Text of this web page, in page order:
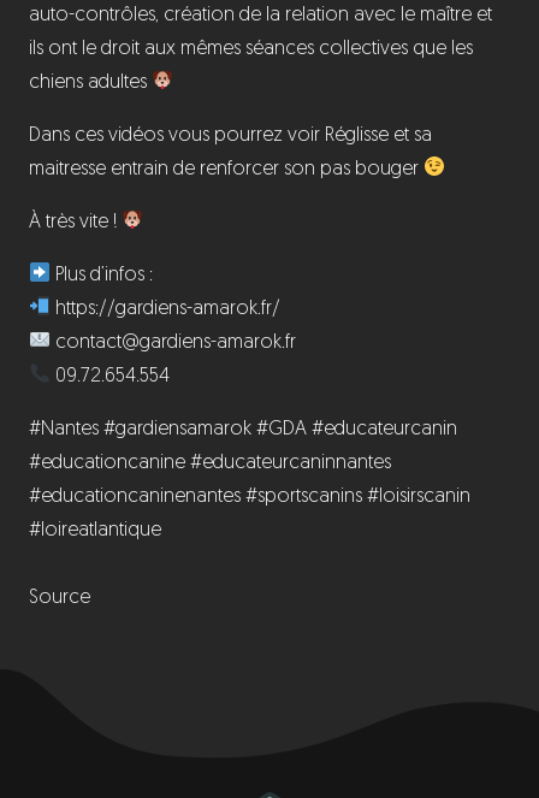
auto-contrôles, création de la relation avec le maître et
ils ont le droit aux mêmes séances collectives que les
chiens adultes
Dans ces vidéos vous pourrez voir Réglisse et sa
maitresse entrain de renforcer son pas bouger
À très vite !
Plus d’infos :
https://gardiens-amarok.fr/
contact@gardiens-amarok.fr
09.72.654.554
#Nantes #gardiensamarok #GDA #educateurcanin
#educationcanine #educateurcaninnantes
#educationcaninenantes #sportscanins #loisirscanin
#loireatlantique
Source